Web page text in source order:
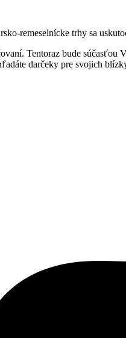
remeselnícke trhy sa
Tentoraz bude
darčeky pre svojich